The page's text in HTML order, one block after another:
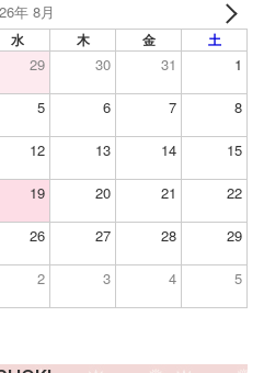
年 8月
水 木 金 土
29 30 31 1
5 6 7 8
12 13 14 15
19 20 21 22
26 27 28 29
2 3 4 5